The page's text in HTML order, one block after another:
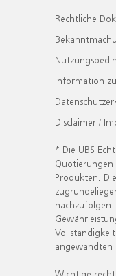
Rechtliche
Information
Disclaimer /
* Die UBS
Quotierungen
Produkten.
angewandten